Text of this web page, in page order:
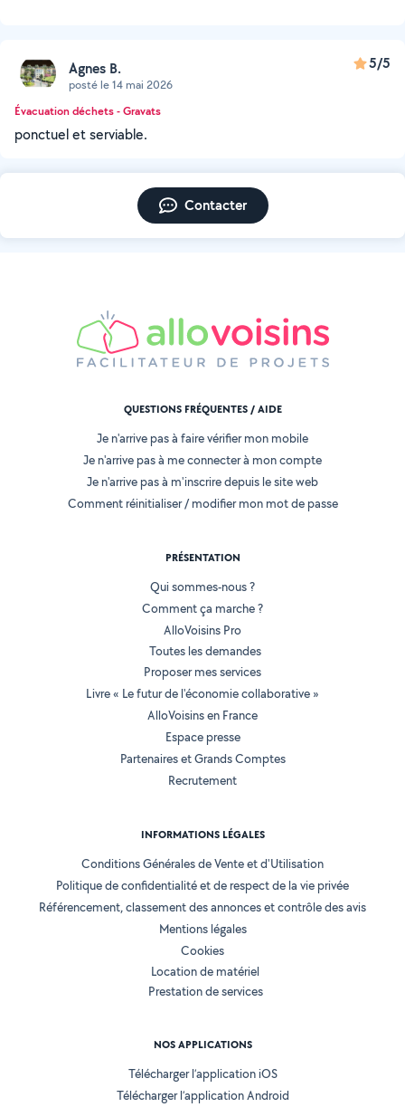
Agnes B.
posté le 14 mai 2026
5/5
Évacuation déchets - Gravats
ponctuel et serviable.
Contacter
QUESTIONS FRÉQUENTES / AIDE
Je n'arrive pas à faire vérifier mon mobile
Je n'arrive pas à me connecter à mon compte
Je n'arrive pas à m'inscrire depuis le site web
Comment réinitialiser / modifier mon mot de passe
PRÉSENTATION
Qui sommes-nous ?
Comment ça marche ?
AlloVoisins Pro
Toutes les demandes
Proposer mes services
Livre « Le futur de l'économie collaborative »
AlloVoisins en France
Espace presse
Partenaires et Grands Comptes
Recrutement
INFORMATIONS LÉGALES
Conditions Générales de Vente et d'Utilisation
Politique de confidentialité et de respect de la vie privée
Référencement, classement des annonces et contrôle des avis
Mentions légales
Cookies
Location de matériel
Prestation de services
NOS APPLICATIONS
Télécharger l’application iOS
Télécharger l’application Android